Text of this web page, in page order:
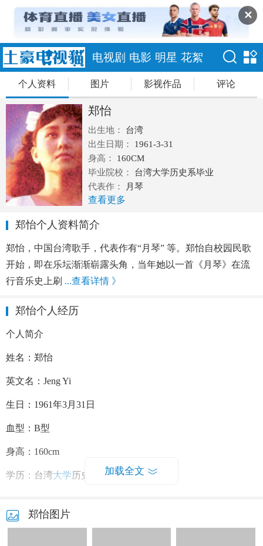
✕
电视剧 电影 明星 花絮
个人资料 图片 影视作品 评论
郑怡
出生地：
台湾
出生日期：
1961-3-31
身高：
160CM
毕业院校：
台湾大学历史系毕业
代表作：
月琴
查看更多
郑怡个人资料简介
郑怡，中国台湾歌手，代表作有“月琴” 等。郑怡自校园民歌
开始，即在乐坛渐渐崭露头角，当年她以一首《月琴》在流
行音乐史上刷 ...查看详情 》
郑怡个人经历
个人简介
姓名：郑怡
英文名：Jeng Yi
生日：1961年3月31日
血型：B型
身高：160cm
学历：台湾大学 历史系毕业加载全文
郑怡图片